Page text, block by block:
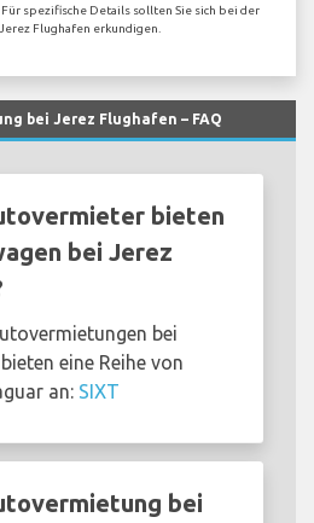
spezifische Details sollten Sie sich bei der
Flughafen erkundigen.
bei Jerez Flughafen – FAQ
bieten
bei Jerez
bei
eine Reihe von
an: SIXT
bei